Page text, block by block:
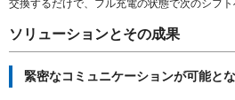
交換するだけで、フル充電の状態で次のシフト
ソリューションとその成果
緊密なコミュニケーションが可能と